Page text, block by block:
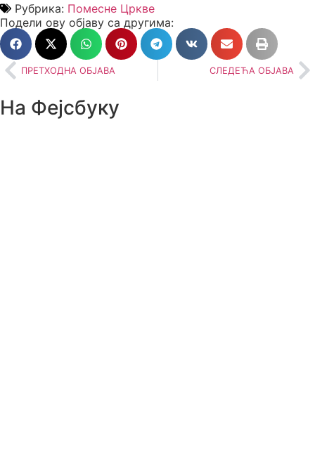
Рубрика: Помесне Цркве
Подели ову објаву са другима:
ПРЕТХОДНА ОБЈАВА СЛЕДЕЋА ОБЈАВА
На Фејсбуку